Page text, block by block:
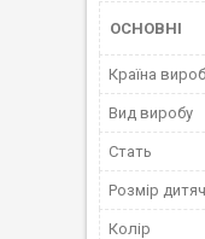
ОСНОВНІ
Країна
Вид виробу
Стать
Розмір
Колір